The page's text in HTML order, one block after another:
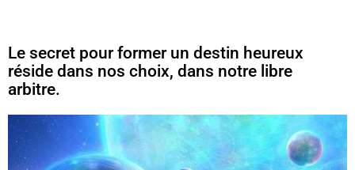
Le secret pour former un destin heureux
réside dans nos choix, dans notre libre
arbitre.